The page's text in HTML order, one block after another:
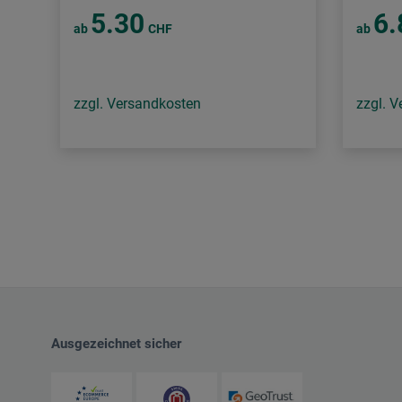
ab 5.30 CHF
zzgl. Versandkosten
ab
zzgl.
Ausgezeichnet sicher